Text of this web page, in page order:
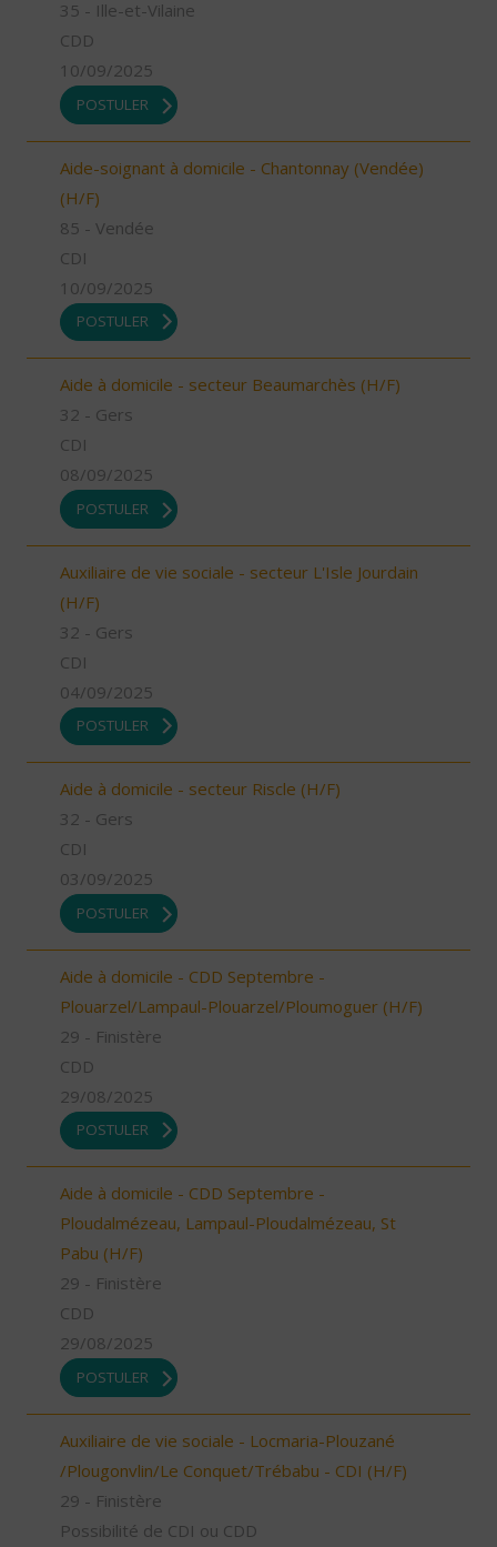
35 - Ille-et-Vilaine
CDD
10/09/2025
POSTULER
Aide-soignant à domicile - Chantonnay (Vendée)
(H/F)
85 - Vendée
CDI
10/09/2025
POSTULER
Aide à domicile - secteur Beaumarchès (H/F)
32 - Gers
CDI
08/09/2025
POSTULER
Auxiliaire de vie sociale - secteur L'Isle Jourdain
(H/F)
32 - Gers
CDI
04/09/2025
POSTULER
Aide à domicile - secteur Riscle (H/F)
32 - Gers
CDI
03/09/2025
POSTULER
Aide à domicile - CDD Septembre -
Plouarzel/Lampaul-Plouarzel/Ploumoguer (H/F)
29 - Finistère
CDD
29/08/2025
POSTULER
Aide à domicile - CDD Septembre -
Ploudalmézeau, Lampaul-Ploudalmézeau, St
Pabu (H/F)
29 - Finistère
CDD
29/08/2025
POSTULER
Auxiliaire de vie sociale - Locmaria-Plouzané
/Plougonvlin/Le Conquet/Trébabu - CDI (H/F)
29 - Finistère
Possibilité de CDI ou CDD